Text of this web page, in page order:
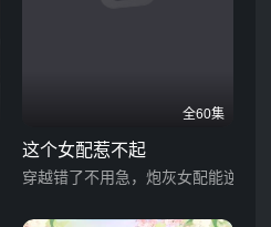
全60集
这个女配惹不起
穿越错了不用急，炮灰女配能逆袭~